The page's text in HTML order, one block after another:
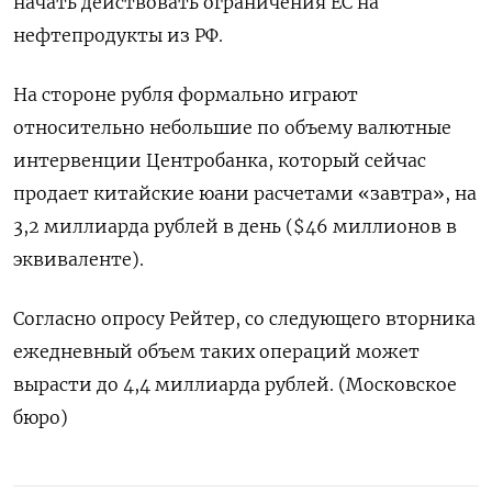
нефтепродукты из РФ.
На стороне рубля формально играют
относительно небольшие по объему валютные
интервенции Центробанка, который сейчас
продает китайские юани расчетами «завтра», на
3,2 миллиарда рублей в день ($46 миллионов в
эквиваленте).
Согласно опросу Рейтер, со следующего вторника
ежедневный объем таких операций может
вырасти до 4,4 миллиарда рублей. (Московское
бюро)